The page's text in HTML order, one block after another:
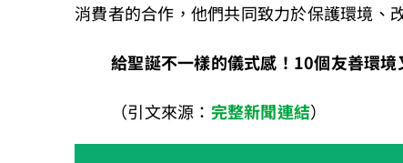
消費者的合作，他們共同致力於保護環境、
給聖誕不一樣的儀式感！10個友善環
（引文來源： 完整新聞連結）